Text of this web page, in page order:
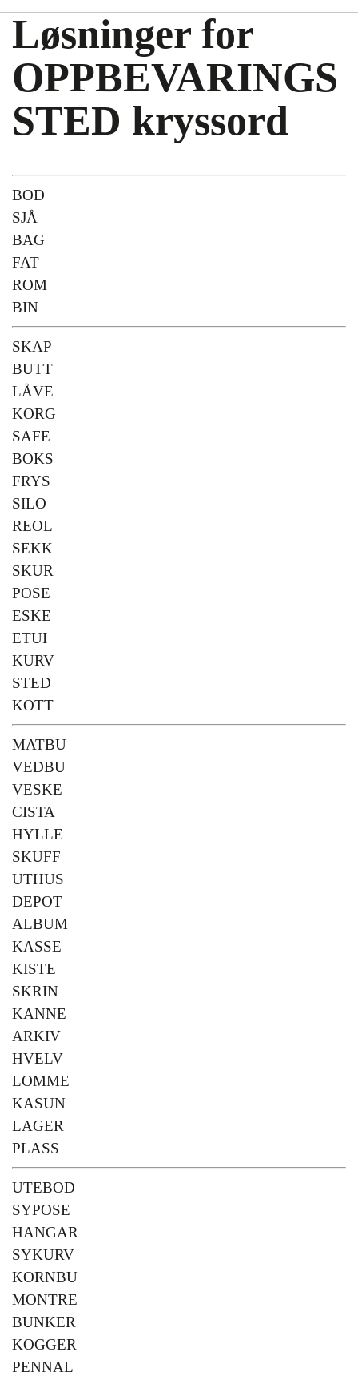
Løsninger for
OPPBEVARINGS
STED kryssord
BOD
SJÅ
BAG
FAT
ROM
BIN
SKAP
BUTT
LÅVE
KORG
SAFE
BOKS
FRYS
SILO
REOL
SEKK
SKUR
POSE
ESKE
ETUI
KURV
STED
KOTT
MATBU
VEDBU
VESKE
CISTA
HYLLE
SKUFF
UTHUS
DEPOT
ALBUM
KASSE
KISTE
SKRIN
KANNE
ARKIV
HVELV
LOMME
KASUN
LAGER
PLASS
UTEBOD
SYPOSE
HANGAR
SYKURV
KORNBU
MONTRE
BUNKER
KOGGER
PENNAL